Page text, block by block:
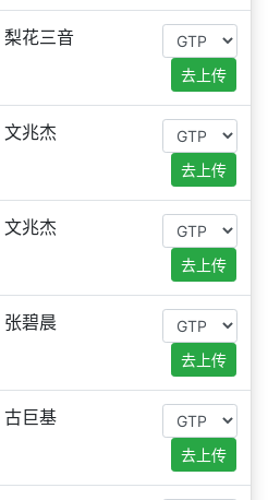
梨花三音
去上传
文兆杰
去上传
文兆杰
去上传
张碧晨
去上传
古巨基
去上传